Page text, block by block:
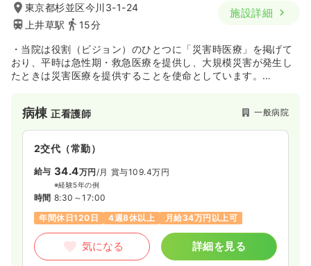
東京都杉並区今川3-1-24
上井草駅
15分
施設詳細
・当院は役割（ビジョン）のひとつに「災害時医療」を掲げて
おり、平時は急性期・救急医療を提供し、大規模災害が発生し
たときは災害医療を提供することを使命としています。
病棟正看護師 一般病院
2交代（常勤）
給与 34.4万円 /月 賞与109.4万円
※経験5年の例
時間 8:30～17:00
年間休日120日
4週8休以上 月給34万円以上可
気になる 詳細を見る